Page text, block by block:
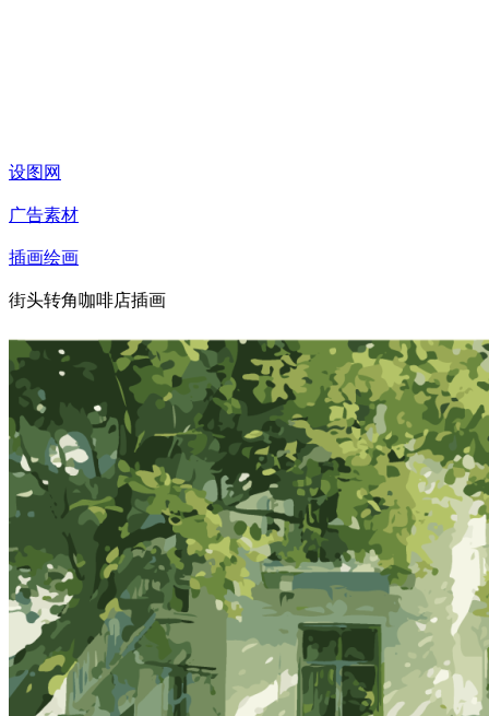
设图网
广告素材
插画绘画
街头转角咖啡店插画